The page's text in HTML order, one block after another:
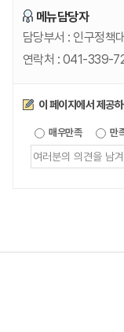
메뉴담당자
담당부서 : 인구정책
연락처 : 041-339-
만족도조사
이 페이지에서 제공
매우만족 만